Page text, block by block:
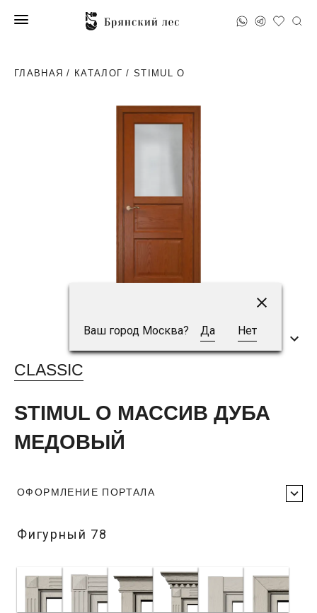
Ваш город Москва? Да Нет
ГЛАВНАЯ / КАТАЛОГ / STIMUL O
CLASSIC
STIMUL O МАССИВ ДУБА
МЕДОВЫЙ
ОФОРМЛЕНИЕ ПОРТАЛА
Фигурный 78